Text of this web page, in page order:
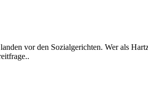
vor den Sozialgerichten. Wer als